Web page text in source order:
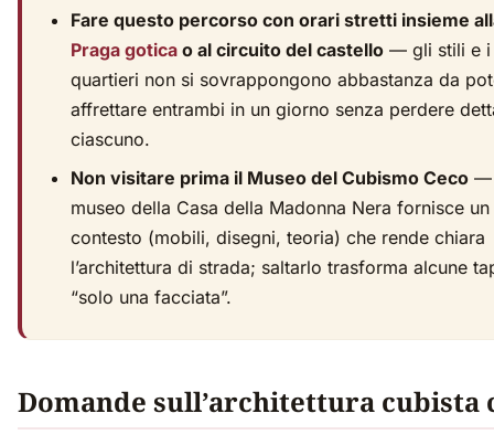
Fare questo percorso con orari stretti insieme
Praga gotica o al circuito del castello — gli stili e i
quartieri non si sovrappongono abbastanza da
affrettare entrambi in un giorno senza perdere
ciascuno.
Non visitare prima il Museo del Cubismo Ceco —
museo della Casa della Madonna Nera fornisce un
contesto (mobili, disegni, teoria) che rende chiara
l’architettura di strada; saltarlo trasforma alcune
“solo una facciata”.
Domande sull’architettura cubista